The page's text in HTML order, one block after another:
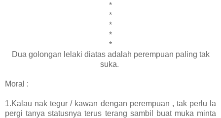
*
*
*
*
*
Dua golongan lelaki diatas adalah perempuan paling tak
suka.
Moral :
1.Kalau nak tegur / kawan dengan perempuan , tak perlu la
pergi tanya statusnya terus terang sambil buat muka minta